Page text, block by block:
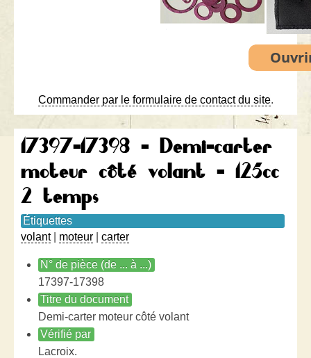
Commander par le formulaire de contact du site.
17397-17398 - Demi-carter
moteur côté volant - 125cc
2 temps
Étiquettes
volant| moteur carter
N° de pièce (de ... à ...)
17397-17398
Titre du document
Demi-carter moteur côté volant
Vérifié par
Lacroix.